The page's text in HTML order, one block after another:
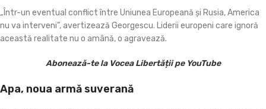
„Într-un eventual conflict între Uniunea Europeană și Rusia, America
nu va interveni”, avertizează Georgescu. Liderii europeni care ignoră
această realitate nu o amână, o agravează.
Abonează-te la Vocea Libertății pe YouTube
Apa, noua armă suverană